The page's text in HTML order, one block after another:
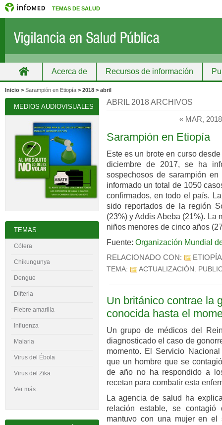
TEMAS DE SALUD
Acerca de Recursos de información
Grupos Recursos de información
Inicio > Sarampión en Etiopía > 2018 > abril
ABRIL 2018 ARCHIVOS
« MAR, 2018
Sarampión en Etiopía
Este es un brote en curso
diciembre de 2017, se ha
sospechosos de sarampión
informado un total de 1050
confirmados, en todo el país.
sido reportados de la región
(23%) y Addis Abeba (21%). La
niños menores de cinco años
Fuente: Organización Mundial
RELACIONADO CON: ETIOPÍA
TEMA: ACTUALIZACIÓN .
Un británico contrae la
conocida hasta el
Un grupo de médicos del
diagnosticado el caso de
momento. El Servicio
que un hombre que se
de año no ha respondido a
recetan para combatir esta
La agencia de salud ha
relación estable, se contagió
mantuvo con una mujer en
MEDIOS AUDIOVISUALES
TEMAS
Cólera
Chikungunya
Dengue
Difteria
Fiebre amarilla
Influenza
Malaria
Virus del Ébola
Virus del Zika
Ver más